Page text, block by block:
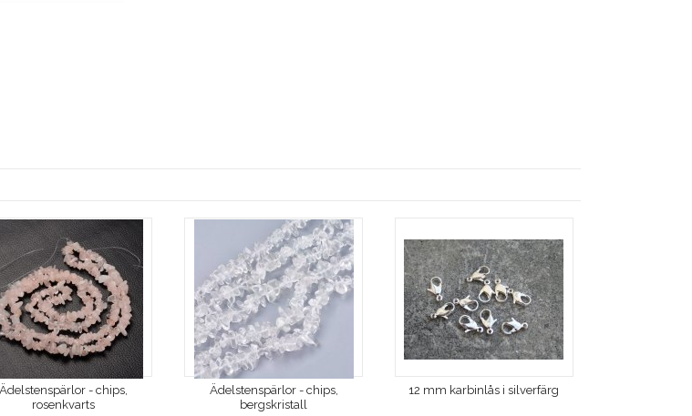
Ädelstenspärlor - chips,
rosenkvarts
Ädelstenspärlor - chips,
bergskristall
12 mm karbinlås i silverfärg